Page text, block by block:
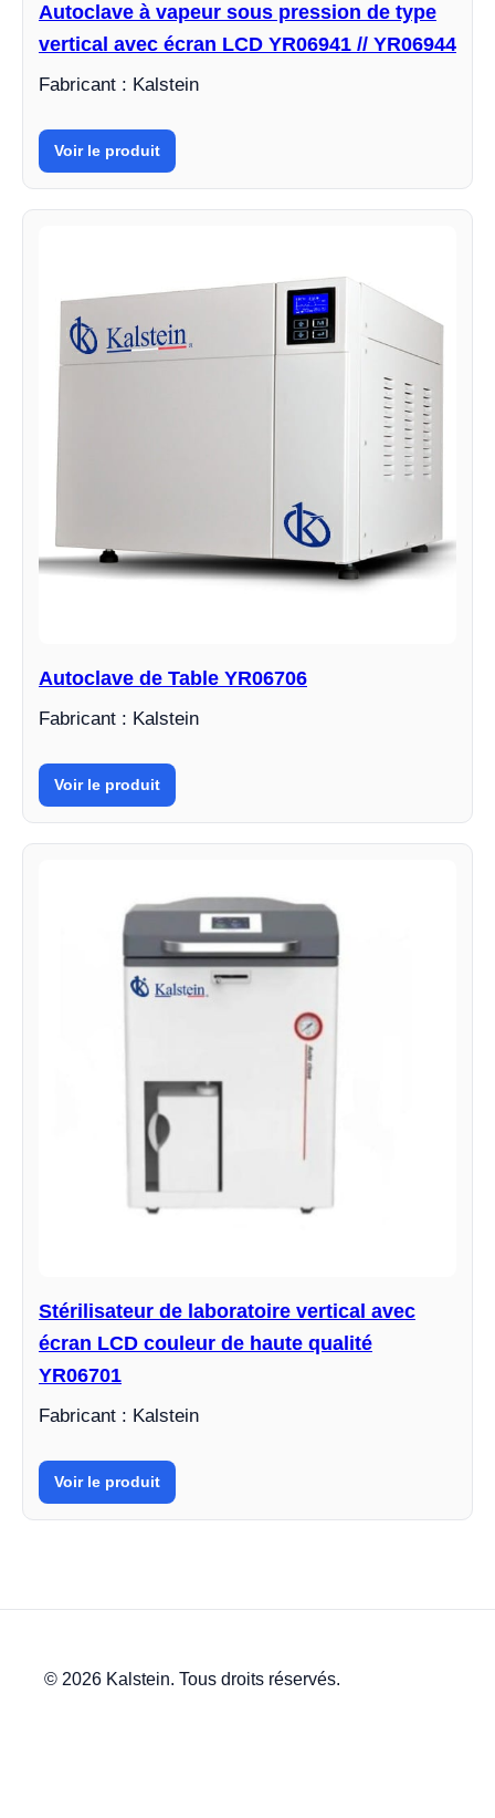
Autoclave à vapeur sous pression de type
vertical avec écran LCD YR06941 // YR06944
Fabricant : Kalstein
Voir le produit
Autoclave de Table YR06706
Fabricant : Kalstein
Voir le produit
Stérilisateur de laboratoire vertical avec
écran LCD couleur de haute qualité
YR06701
Fabricant : Kalstein
Voir le produit
© 2026 Kalstein. Tous droits réservés.